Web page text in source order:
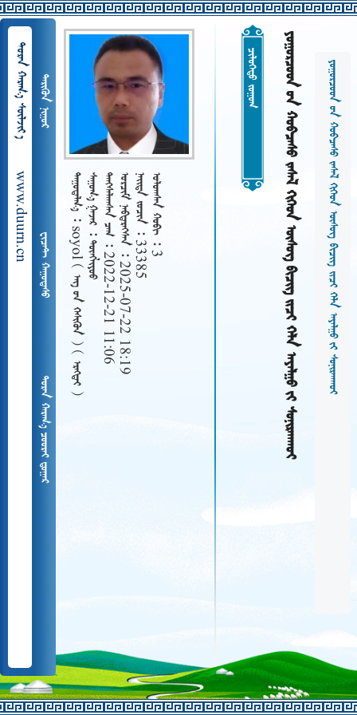
  
www.duurn.cn
 
 
   
 
soyol    
  
      2022-12-21 11:06   2025-07-22 18:19   33385   3
                    